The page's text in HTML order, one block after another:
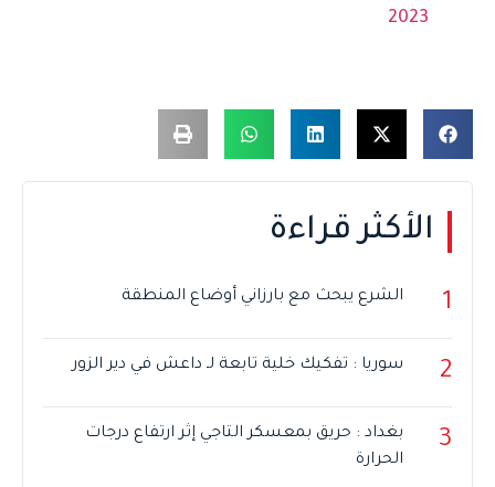
2023
الأكثر قراءة
1 الشرع يبحث مع بارزاني أوضاع المنطقة
2 سوريا : تفكيك خلية تابعة لـ داعش في دير الزور
3
بغداد : حريق بمعسكر التاجي إثر ارتفاع درجات
الحرارة